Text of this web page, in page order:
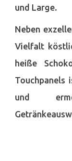
und Large.
Neben
Vielfalt
heiße
Touchpanels
und